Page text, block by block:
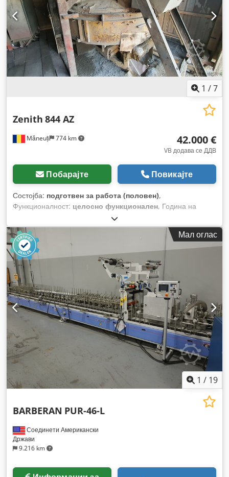
1 /7
Măneuți 774 km
Zenith 844 AZ
42.000 €
VB додава се ДДВ
Побарајте Повикајте
Состојба: подготвен за работа (половен),
Функционалност: целосно функционален, Година на
, број на машина/возило:
кабина, хидраулични системи,
Мал оглас
1 / 19
Соединети Американски
Држави
9.216 km
BARBERAN PUR-46-L